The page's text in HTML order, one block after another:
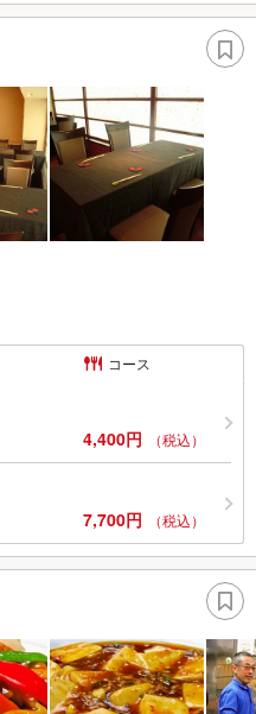
コース
4,400円 （税込）
7,700円 （税込）